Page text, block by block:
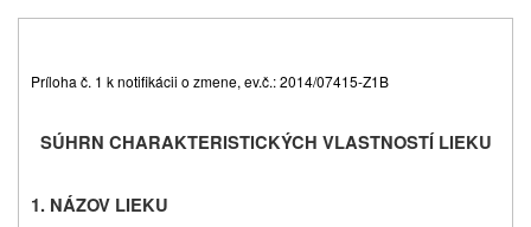
Príloha č. 1 k notifikácii o zmene, ev.č.: 2014/07415-Z1B
SÚHRN CHARAKTERISTICKÝCH VLASTNOSTÍ LIEKU
1. NÁZOV LIEKU